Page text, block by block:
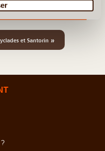
Le Grand Tour
et Santorin »